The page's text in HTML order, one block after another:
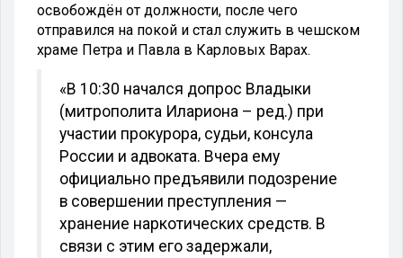
освобождён от должности, после чего
отправился на покой и стал служить в чешском
храме Петра и Павла в Карловых Варах.
«В 10:30 начался допрос Владыки
(митрополита Илариона – ред.) при
участии прокурора, судьи, консула
России и адвоката. Вчера ему
официально предъявили подозрение
в совершении преступления —
хранение наркотических средств. В
связи с этим его задержали,